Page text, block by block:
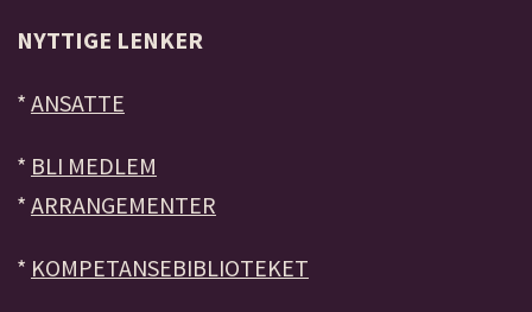
NYTTIGE LENKER
* ANSATTE
* BLI MEDLEM
* ARRANGEMENTER
* KOMPETANSEBIBLIOTEKET